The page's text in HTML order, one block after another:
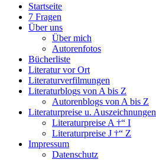
Startseite
7 Fragen
Über uns
Über mich
Autorenfotos
Bücherliste
Literatur vor Ort
Literaturverfilmungen
Literaturblogs von A bis Z
Autorenblogs von A bis Z
Literaturpreise u. Auszeichnungen
Literaturpreise A †“ I
Literaturpreise J †“ Z
Impressum
Datenschutz